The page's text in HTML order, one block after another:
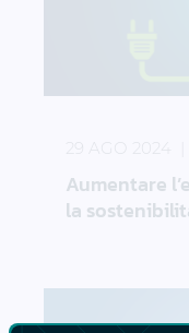
Aumentare
la